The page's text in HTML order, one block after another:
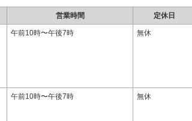
営業時間 定休日
午前10時〜午後7時 無休
午前10時〜午後7時 無休